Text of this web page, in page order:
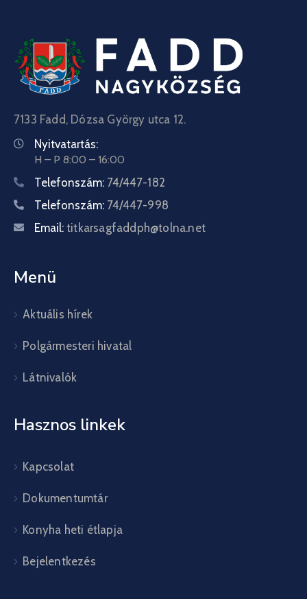
7133 Fadd, Dózsa György utca 12.
Nyitvatartás:
H – P 8:00 – 16:00
Telefonszám: 74/447-182
Telefonszám: 74/447-998
Email: titkarsagfaddph@tolna.net
Menü
Aktuális hírek
Polgármesteri hivatal
Látnivalók
Hasznos linkek
Kapcsolat
Dokumentumtár
Konyha heti étlapja
Bejelentkezés